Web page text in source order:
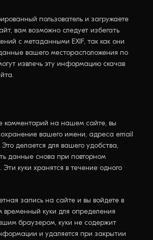
пользователь и загружаете
вам возможно следует избегать
с метаданными EXIF, так как они
вашего месторасположения по
извлечь эту информацию скачав
комментарий на нашем сайте, вы
вашего имени, адреса email
Это делается для вашего удобства,
данные снова при повторном
куки хранятся в течение одного
запись на сайте и вы войдете в
временный куки для определения
браузером, куки не содержит
и удаляется при закрытии